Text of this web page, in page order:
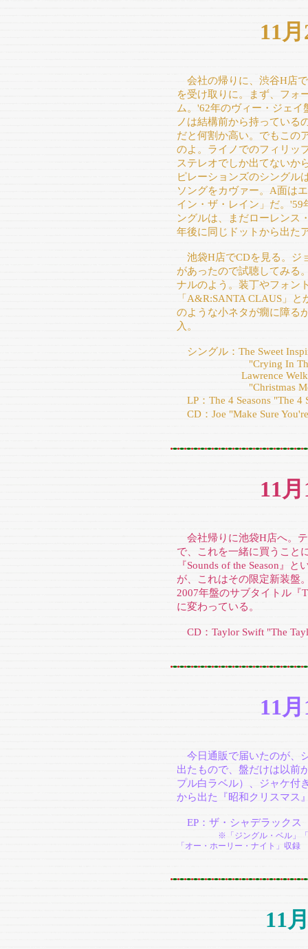
11
会社の帰りに、渋谷H店
を受け取りに。まず、フォ
ム。'62年のヴィー・ジェ
ノは結構前から持っている
だと何割か高い。でもこの
のよ。ライノでのフィリッ
ステレオでしか出てないか
ピレーションズのシングル
ソングをカヴァー。A面は
イン・ザ・レイン」だ。
ングルは、まだローレンス
年後に同じドットから出た
池袋H店でCDを見る。ジ
があったので試聴してみる
ナルのよう。装丁やフォン
「A&R:SANTA CLAUS」と
のような小ネタが癇に障る
入。
シングル：The Sweet
"Crying In The Rain/
Lawrence Welk
"Christmas Moon/
LP：The 4 Seasons "The 4
CD：Joe "Make Sure
11
会社帰りに池袋H店へ。
で、これを一緒に買うこと
『Sounds of the Season』
が、これはその限定新装盤
2007年盤のサブタイトル『
に変わっている。
CD：Taylor Swift "The
11
今日通販で届いたのが、
出たもので、盤だけは以前
プル白ラベル）、ジャケ付
から出た『昭和クリスマス
EP：ザ・シャデラックス
※「ジングル・ベル」
「オー・ホーリー・ナイト」収録
11